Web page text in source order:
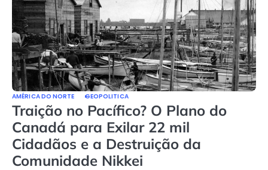
AMÉRICA DO NORTE GEOPOLITICA
Traição no Pacífico? O Plano do
Canadá para Exilar 22 mil
Cidadãos e a Destruição da
Comunidade Nikkei